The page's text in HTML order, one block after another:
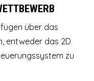
über das
entweder das 2D
zu